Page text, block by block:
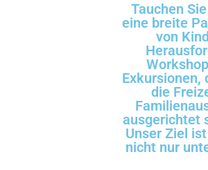
Tauchen
eine breite
von
Exkursionen,
die
ausgerichtet
Unser Ziel
nicht nur